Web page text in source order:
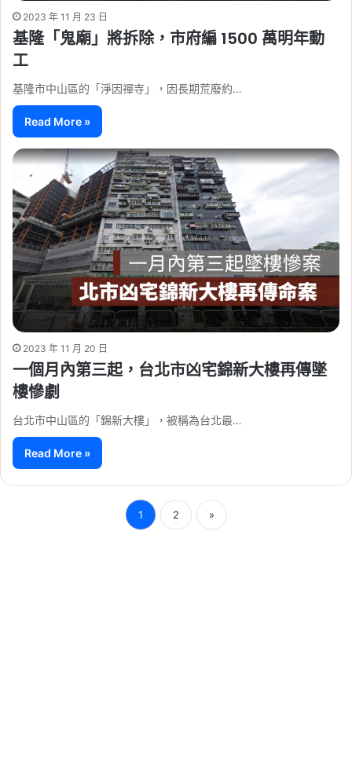
2023 年 11 月 23 日
基隆「鬼廟」將拆除，市府編 1500 萬明年動
工
基隆市中山區的「淨因禪寺」，因長期荒廢約…
Read More »
2023 年 11 月 20 日
一個月內第三起，台北市凶宅錦新大樓再傳墜
樓慘劇
台北市中山區的「錦新大樓」，被稱為台北最…
Read More »
1 2 »